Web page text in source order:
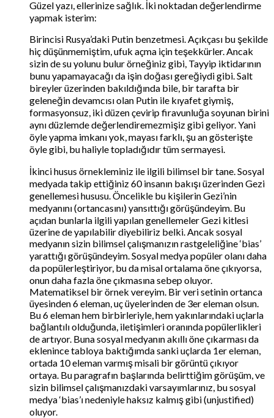
Güzel yazı, ellerinize sağlık. İki noktadan değerlendirme
yapmak isterim:
Birincisi Rusya’daki Putin benzetmesi. Açıkçası bu şekilde
hiç düşünmemiştim, ufuk açma için teşekkürler. Ancak
sizin de su yolunu bulur örneğiniz gibi, Tayyip iktidarının
bunu yapamayacağı da işin doğası gereğiydi gibi. Salt
bireyler üzerinden bakıldığında bile, bir tarafta bir
geleneğin devamcısı olan Putin ile kıyafet giymiş,
formasyonsuz, iki düzen çevirip firavunluğa soyunan birini
aynı düzlemde değerlendiremezmişiz gibi geliyor. Yani
öyle yapma imkanı yok, mayası farklı, şu an gösterişte
öyle gibi, bu haliyle topladığıdır tüm sermayesi.
İkinci husus örnekleminiz ile ilgili bilimsel bir tane. Sosyal
medyada takip ettiğiniz 60 insanın bakışı üzerinden Gezi
genellemesi hususu. Öncelikle bu kişilerin Gezi’nin
medyanını (ortancasını) yansıttığı görüşündeyim. Bu
açıdan bunlarla ilgili yapılan genellemeler Gezi kitlesi
üzerine de yapılabilir diyebiliriz belki. Ancak sosyal
medyanın sizin bilimsel çalışmanızın rastgeleliğine ‘bias’
yarattığı görüşündeyim. Sosyal medya popüler olanı daha
da popülerleştiriyor, bu da misal ortalama öne çıkıyorsa,
onun daha fazla öne çıkmasına sebep oluyor.
Matematiksel bir örnek vereyim. Bir veri setinin ortanca
üyesinden 6 eleman, uç üyelerinden de 3er eleman olsun.
Bu 6 eleman hem birbirleriyle, hem yakınlarındaki uçlarla
bağlantılı olduğunda, iletişimleri oranında popülerlikleri
de artıyor. Buna sosyal medyanın akıllı öne çıkarması da
eklenince tabloya baktığımda sanki uçlarda 1er eleman,
ortada 10 eleman varmış misali bir görüntü çıkıyor
ortaya. Bu paragrafın başlarında belirttiğim görüşüm, ve
sizin bilimsel çalışmanızdaki varsayımlarınız, bu sosyal
medya ‘bias’ı nedeniyle haksız kalmış gibi (unjustified)
oluyor.